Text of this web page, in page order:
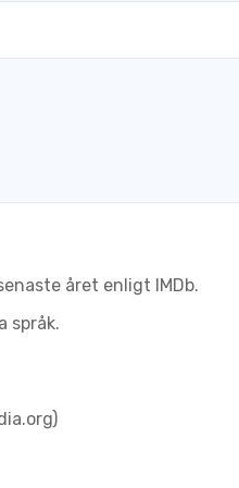
året enligt IMDb.
språk.